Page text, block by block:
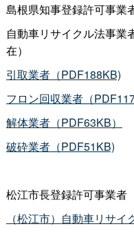
島根県知事登録許可事業
自動車リサイクル法事業
在）
引取業者（PDF188KB)
フロン回収業者（
解体業者（PDF63KB）
破砕業者（PDF51KB)
松江市長登録許可事業者
（松江市）自動車リサイ